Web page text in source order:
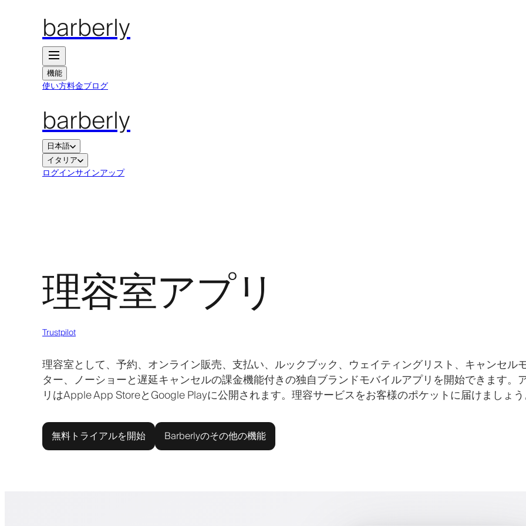
barberly
機能
使い方料金ブログ
barberly
日本語
イタリア
ログインサインアップ
理容室アプリ
Trustpilot
理容室として、予約、オンライン販売、支払い、ルックブック、ウェイティングリスト、キャンセル
ター、ノーショーと遅延キャンセルの課金機能付きの独自ブランドモバイルアプリを開始できます。
リはApple App StoreとGoogle Playに公開されます。理容サービスをお客様のポケットに届けましょう
無料トライアルを開始 Barberlyのその他の機能